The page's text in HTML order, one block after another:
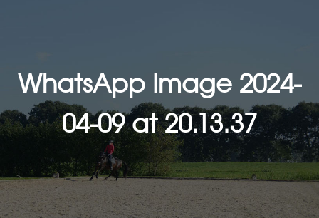
WhatsApp Image 2024-
04-09 at 20.13.37